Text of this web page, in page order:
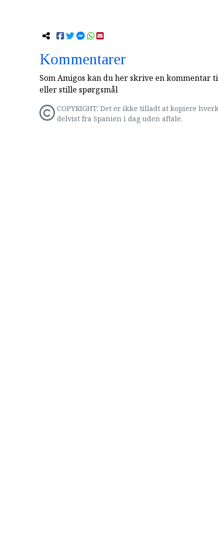
Kommentarer
Som Amigos kan du her skrive en kommentar
eller stille spørgsmål
COPYRIGHT: Det er ikke tilladt at kopiere
delvist fra Spanien i dag uden aftale.